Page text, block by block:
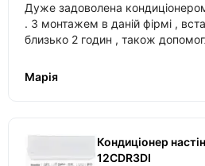
Дуже задоволена
. З монтажем в даній фірмі , встановлення зайняло
близько 2 годин , також допомогли налаштувати
Марія
Кондиціонер
12CDR3DI